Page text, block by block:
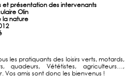
présentation des intervenants
Olin
la nature
les pratiquants des loisirs verts, motards,
quadeurs, Vététistes, agriculteurs…,
amis sont donc les bienvenus !